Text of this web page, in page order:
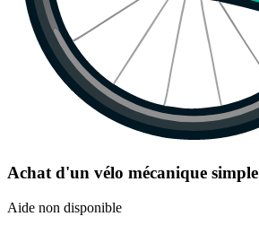
Achat d'un vélo mécanique simple
Aide non disponible